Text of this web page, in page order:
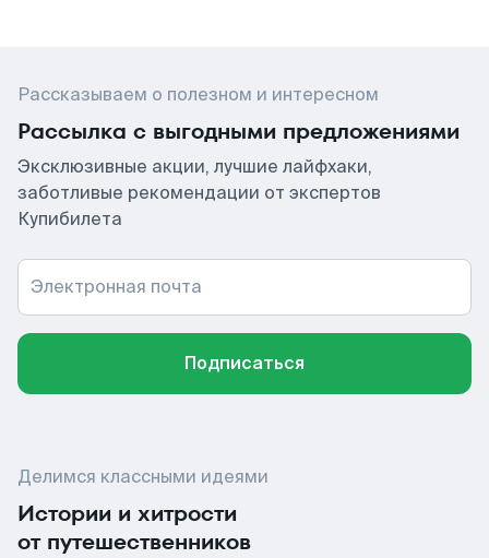
Рассказываем о полезном и интересном
Рассылка с выгодными предложениями
Эксклюзивные акции, лучшие лайфхаки,
заботливые рекомендации от экспертов
Купибилета
Электронная почта
Подписаться
Делимся классными идеями
Истории и хитрости
от путешественников